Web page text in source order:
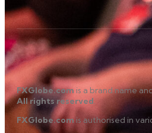
FXGlobe.com is a brand name
All rights reserved.
FXGlobe.comis authorised in